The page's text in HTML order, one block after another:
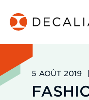
contenu
5 AOÛT 2019 |